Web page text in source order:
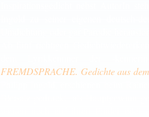
FREMDSPRACHE. Gedichte aus